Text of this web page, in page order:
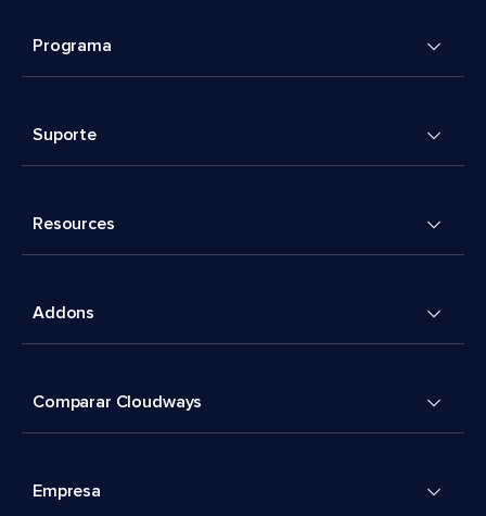
Programa
Suporte
Resources
Addons
Comparar Cloudways
Empresa